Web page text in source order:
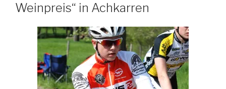
Weinpreis“ in Achkarren